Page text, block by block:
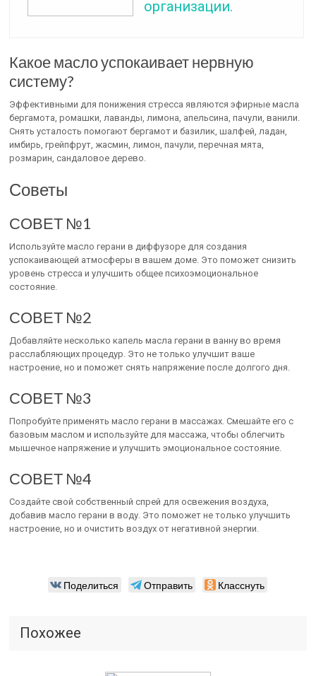
организации.
Какое масло успокаивает нервную
систему?
Эффективными для понижения стресса являются эфирные масла
бергамота, ромашки, лаванды, лимона, апельсина, пачули, ванили.
Снять усталость помогают бергамот и базилик, шалфей, ладан,
имбирь, грейпфрут, жасмин, лимон, пачули, перечная мята,
розмарин, сандаловое дерево.
Советы
СОВЕТ №1
Используйте масло герани в диффузоре для создания
успокаивающей атмосферы в вашем доме. Это поможет снизить
уровень стресса и улучшить общее психоэмоциональное
состояние.
СОВЕТ №2
Добавляйте несколько капель масла герани в ванну во время
расслабляющих процедур. Это не только улучшит ваше
настроение, но и поможет снять напряжение после долгого дня.
СОВЕТ №3
Попробуйте применять масло герани в массажах. Смешайте его с
базовым маслом и используйте для массажа, чтобы облегчить
мышечное напряжение и улучшить эмоциональное состояние.
СОВЕТ №4
Создайте свой собственный спрей для освежения воздуха,
добавив масло герани в воду. Это поможет не только улучшить
настроение, но и очистить воздух от негативной энергии.
Поделиться Отправить Класснуть
Похожее